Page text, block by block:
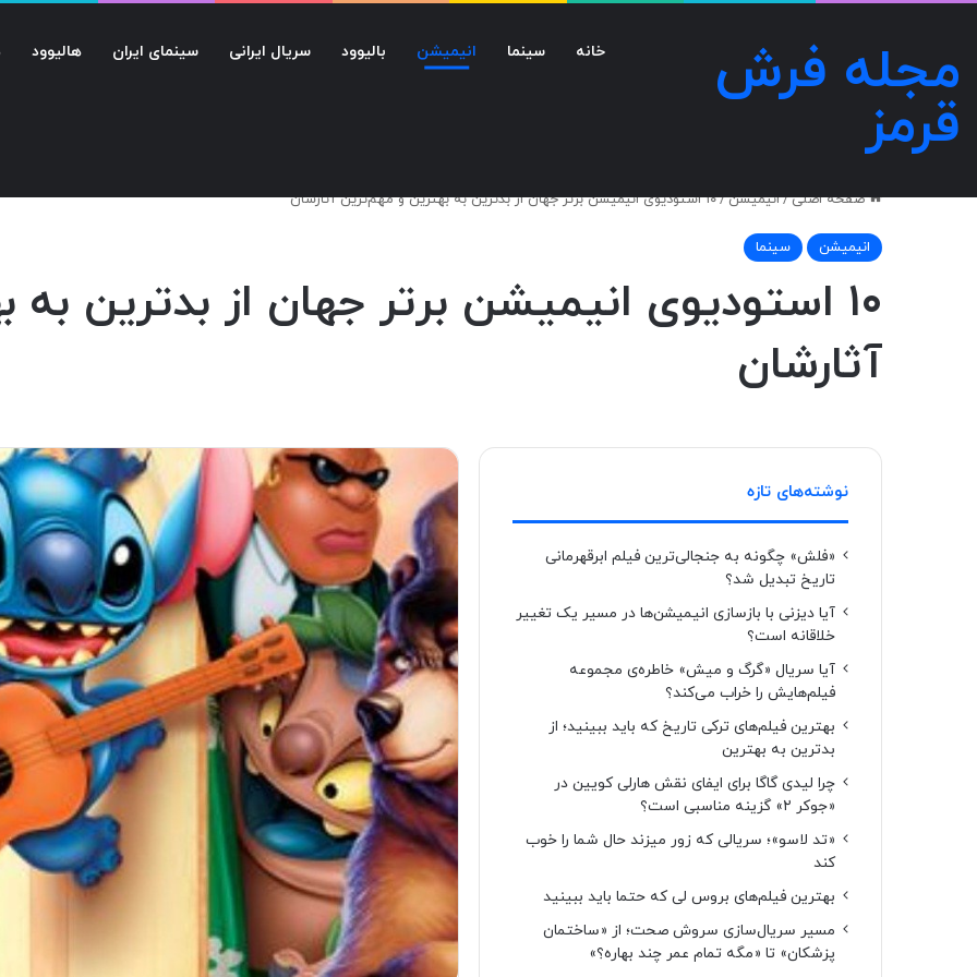
مجله فرش
قرمز
خانه سینما انیمیشن بالیوود سریال ایرانی سینمای ایران هالیوود
صفحه اصلی/انیمیشن/۱۰ استودیوی انیمیشن‌ برتر جهان از بدترین به بهترین و مهم‌ترین آثارشان
انیمیشن سینما
۱۰ استودیوی انیمیشن‌ برتر جهان از بدترین
آثارشان
نوشته‌های تازه
«فلش» چگونه به جنجالی‌ترین فیلم ابرقهرمانی
تاریخ تبدیل شد؟
آیا دیزنی با بازسازی انیمیشن‌ها در مسیر یک تغییر
خلاقانه است؟
آیا سریال «گرگ و میش» خاطره‌ی مجموعه‌
فیلم‌هایش را خراب می‌کند؟
بهترین فیلم‌های ترکی تاریخ که باید ببینید؛ از
بدترین به بهترین
چرا لیدی گاگا برای ایفای نقش هارلی کویین در
«جوکر ۲» گزینه مناسبی است؟
«تد لاسو»؛ سریالی که زور میزند حال شما را خوب
کند
بهترین فیلم‌های بروس لی که حتما باید ببینید
مسیر سریال‌سازی سروش صحت؛ از «ساختمان
پزشکان» تا «مگه تمام عمر چند بهاره؟»